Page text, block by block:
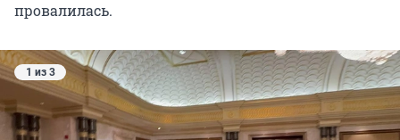
провалилась.
1 из 3